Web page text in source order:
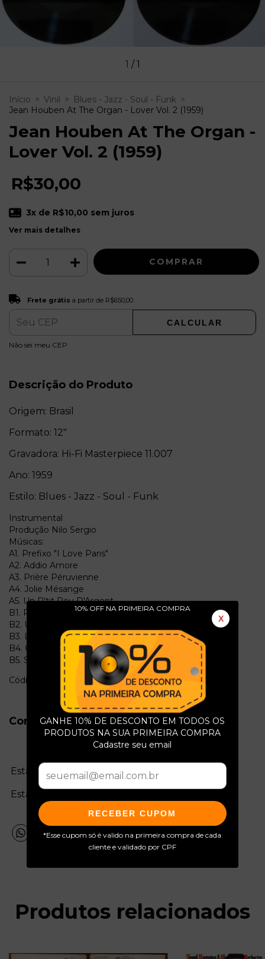
10% OFF NA PRIMEIRA COMPRA
X
GANHE 10% DE DESCONTO EM TODOS OS
PRODUTOS NA SUA PRIMEIRA COMPRA
Cadastre seu email
RECEBER CUPOM
*Esse cupom só é valido na primeira compra de cada
cliente e validado por CPF
1 /1
Início > Vinil > Blues - Jazz - Soul - Funk >
Jean Houben At The Organ - Lover Vol. 2 (1959)
Jean Houben At The Organ -
Lover Vol. 2 (1959)
R$30,00
3x de R$10,00 sem juros
Ver mais detalhes
Entregas para o CEP: ALTERAR CEP
Frete grátis a partir de R$650,00
CALCULAR
Não sei meu CEP
Descrição do Produto
Origem: Brasil
Formato: 12"
Gravadora: Hi-Fi Masterpiece 11.007
Ano: 1959
Estilo: Blues - Jazz - Soul - Funk
Instrumental
Produção Nilo Sergio
Músicas:
A1. Prefixo "I Love Paris"
A2. Addio Amore
A3. Prière Péruvienne
A4. Jolie Mésange
A5. Un P'tit Peu D'Argent
B1. Rio De Janeiro
B2. Unchained Melody
B3. Lola
B4. Complainte De La Butte
B5. Sufixo "I Love Paris"
Código: l2405
Conservação do Produto
Estado da mídia:
Estado da capa:
Produtos relacionados